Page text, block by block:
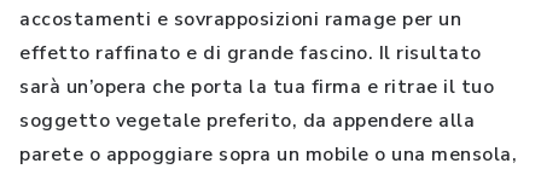
accostamenti e sovrapposizioni ramage per un
effetto raffinato e di grande fascino. Il risultato
sarà un’opera che porta la tua firma e ritrae il tuo
soggetto vegetale preferito, da appendere alla
parete o appoggiare sopra un mobile o una mensola,